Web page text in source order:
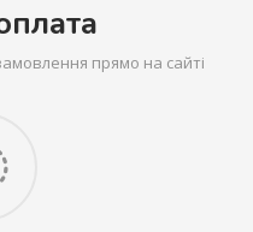
прямо на сайті